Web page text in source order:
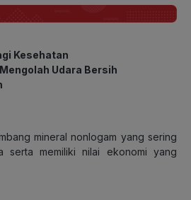
Kesehatan
Udara Bersih
mineral nonlogam yang sering
serta memiliki nilai ekonomi yang